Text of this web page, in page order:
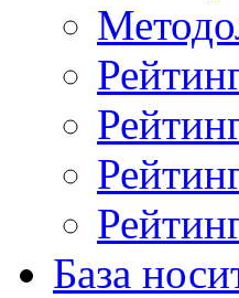
База